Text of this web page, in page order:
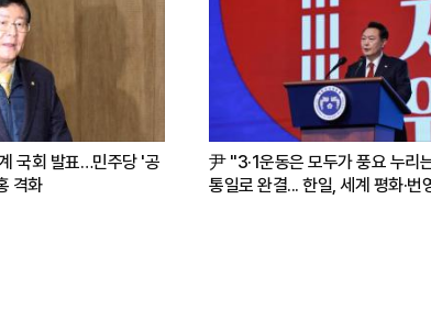
국회 발표…민주당 '공
격화
尹 "3·1운동은 모두가 풍요 누리
통일로 완결... 한일, 세계 평화·번